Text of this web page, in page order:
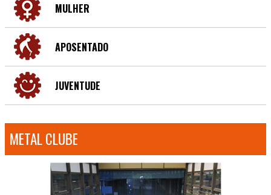
MULHER
APOSENTADO
JUVENTUDE
METAL CLUBE